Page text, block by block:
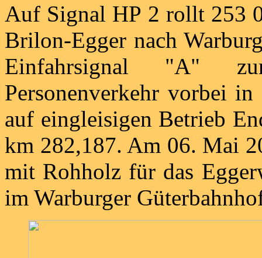
Auf Signal HP 2 rollt 253
Brilon-Egger nach
Einfahrsignal "A"
Personenverkehr vorbei
auf eingleisigen Betrieb
km 282,187. Am 06. Mai
mit Rohholz für das
im Warburger